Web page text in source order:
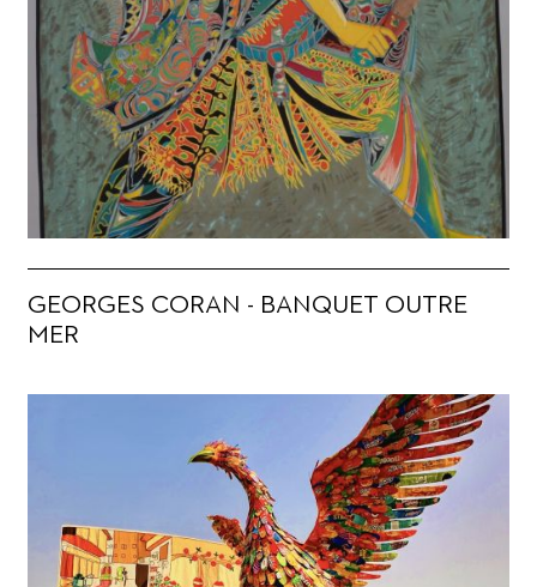
GEORGES CORAN - BANQUET OUTRE
MER